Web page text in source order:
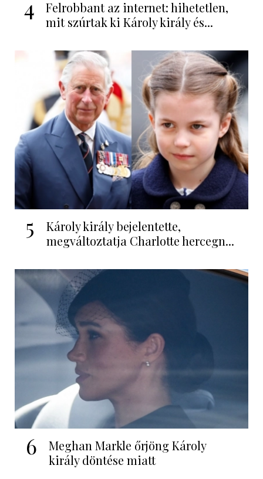
4
Felrobbant az internet: hihetetlen,
mit szúrtak ki Károly király és...
5
Károly király bejelentette,
megváltoztatja Charlotte hercegn...
6
Meghan Markle őrjöng Károly
király döntése miatt